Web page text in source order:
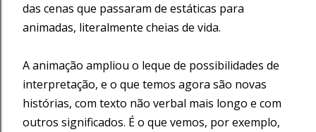
das cenas que passaram de estáticas para
animadas, literalmente cheias de vida.
A animação ampliou o leque de possibilidades de
interpretação, e o que temos agora são novas
histórias, com texto não verbal mais longo e com
outros significados. É o que vemos, por exemplo,